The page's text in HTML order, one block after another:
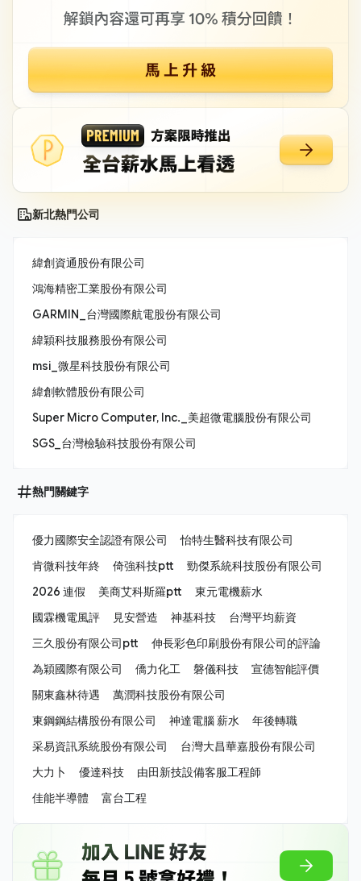
新北熱門公司
緯創資通股份有限公司
鴻海精密工業股份有限公司
GARMIN_台灣國際航電股份有限公司
緯穎科技服務股份有限公司
msi_微星科技股份有限公司
緯創軟體股份有限公司
Super Micro Computer, Inc._美超微電腦股份有限公司
SGS_台灣檢驗科技股份有限公司
熱門關鍵字
優力國際安全認證有限公司
怡特生醫科技有限公司
肯微科技年終
倚強科技ptt
勁傑系統科技股份有限公司
2026 連假
美商艾科斯羅ptt
東元電機薪水
國霖機電風評
見安營造 神基科技
台灣平均薪資
三久股份有限公司ptt
伸長彩色印刷股份有限公司的評論
為穎國際有限公司
僑力化工 磐儀科技
宣德智能評價
關東鑫林待遇
萬潤科技股份有限公司
東鋼鋼結構股份有限公司
神達電腦 薪水
年後轉職
采易資訊系統股份有限公司
台灣大昌華嘉股份有限公司
大力卜
優達科技
由田新技設備客服工程師
佳能半導體
富台工程